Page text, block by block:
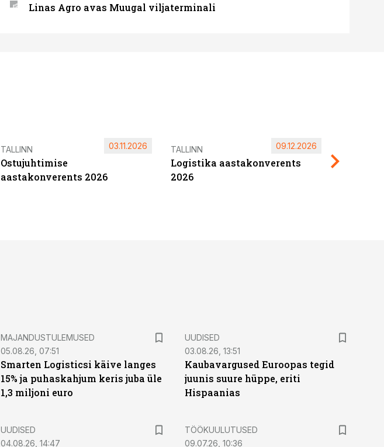
Linas Agro avas Muugal viljaterminali
TALLINN
Ostujuhtimise
aastakonverents 2026
03.11.2026 TALLINN
Logistika aastakonverents
2026
09.12.2026
MAJANDUSTULEMUSED
05.08.26, 07:51
Smarten Logisticsi käive langes
15% ja puhaskahjum keris juba üle
1,3 miljoni euro
UUDISED
03.08.26, 13:51
Kaubavargused Euroopas tegid
juunis suure hüppe, eriti
Hispaanias
UUDISED
04.08.26, 14:47
ST
TÖÖKUULUTUSED
09.07.26, 10:36